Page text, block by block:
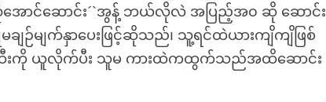
ောင်ဆောင်း´`အွန့် ဘယ်လိုလဲ အပြည့်အ၀ ဆို ဆောင်း
ျဉ်မျက်နှာပေးဖြင့်ဆိုသည်၊ သူ့ရင်ထဲယားကျိကျိဖြစ်
ဆီကထီးကို ယူလိုက်ပီး သူမ ကားထဲကထွက်သည်အထိဆောင်း